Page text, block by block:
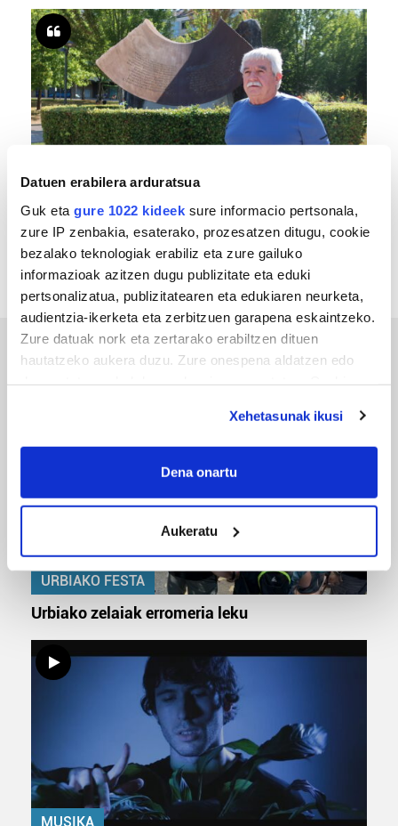
Datuen erabilera arduratsua
Guk eta gure 1022 kideek sure informacio pertsonala,
zure IP zenbakia, esaterako, prozesatzen ditugu, cookie
bezalako teknologiak erabiliz eta zure gailuko
informazioak azitzen dugu publizitate eta eduki
pertsonalizatua, publizitatearen eta edukiaren neurketa,
audientzia-ikerketa eta zerbitzuen garapena eskaintzeko.
Zure datuak nork eta zertarako erabiltzen dituen
hautatzeko aukera duzu. Zure onespena aldatzen edo
If you allow, we would also like to:
Collect information about your geographical
meters
Identify your device by actively scanning it for
specific characteristics (fingerprinting)
Find out more about how your personal data is processed
Guk eta gure bazkideek zure datu pertsonalak
prozesatzen ditugu, zure IP zenbakia, besteak beste,
teknologia erabiliz, cookieak adibidez, iragarki eta eduki
pertsonalizatuak eskaintzeko, iragarkiak eta edukia
neurtzeko, jendeari buruzko informazioa biltzeko eta
produktuak garatzeko. Zure datuak nork eta zertarako
erabiltzen dituen hauta dezakezu.
Bazkide batzuek ez dizute baimenik eskatzen, eta beren
Xehetasunak ikusi
Dena onartu
Aukeratu
MEMORIA HISTORIKOA
«Gai tabua izan da etxe gehienetan, jendeak
azkeneko momentuan hitz egin du»
ERREPORTAJEAK
URBIAKO FESTA
Urbiako zelaiak erromeria leku
MUSIKA